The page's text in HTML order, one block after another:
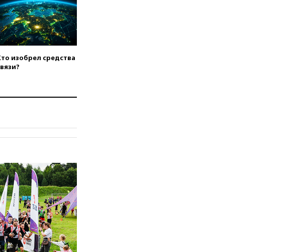
о прекращении
и Ирана
Три человека
ножевые ранения
в Чехии
Путин поручил
средства на новые
дело
Лидеры сборной
получили
отказ в визах от
Пентагон
16 новых видео с
изобрел средства